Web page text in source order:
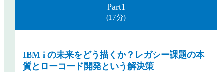
Part1
(17分)
IBM i の未来をどう描くか？レガシー課題の本
質とローコード開発という解決策